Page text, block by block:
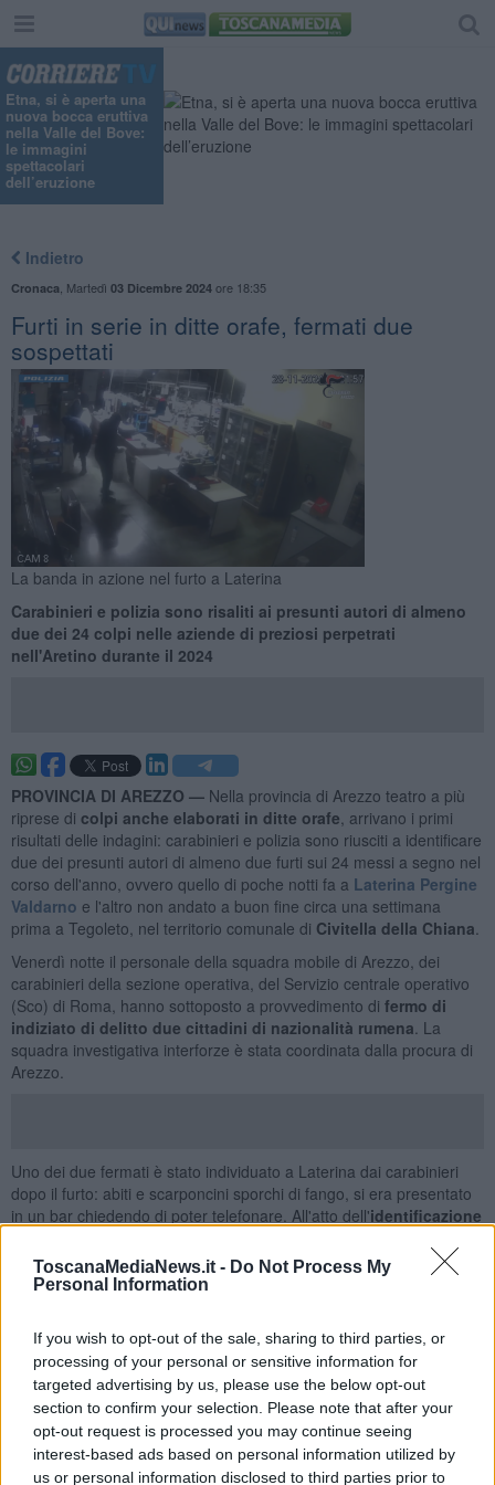
ToscanaMediaNews.it - Do Not Process My
Personal Information
If you wish to opt-out of the sale, sharing to third parties, or
processing of your personal or sensitive information for
targeted advertising by us, please use the below opt-out
section to confirm your selection. Please note that after your
opt-out request is processed you may continue seeing
interest-based ads based on personal information utilized by
us or personal information disclosed to third parties prior to
Etna, si è aperta una
nuova bocca eruttiva
nella Valle del Bove:
le immagini
spettacolari
dell’eruzione
Indietro
Cronaca Martedì 03 Dicembre 2024ore 18:35
Furti in serie in ditte orafe, fermati due
sospettati
La banda in azione nel furto a Laterina
Carabinieri e polizia sono risaliti ai presunti autori di almeno
due dei 24 colpi nelle aziende di preziosi perpetrati
nell'Aretino durante il 2024
PROVINCIA DI AREZZO — Nella provincia di Arezzo teatro a più
riprese di colpi anche elaborati in ditte orafe , arrivano i primi
risultati delle indagini: carabinieri e polizia sono riusciti a identificare
due dei presunti autori di almeno due furti sui 24 messi a segno nel
corso dell'anno, ovvero quello di poche notti fa a Laterina Pergine
Valdarno e l'altro non andato a buon fine circa una settimana
prima a Tegoleto, nel territorio comunale di Civitella della Chiana
Venerdì notte il personale della squadra mobile di Arezzo, dei
carabinieri della sezione operativa, del Servizio centrale operativo
(Sco) di Roma, hanno sottoposto a provvedimento di fermo di
indiziato di delitto due cittadini di nazionalità rumena . La
squadra investigativa interforze è stata coordinata dalla procura di
Arezzo.
Uno dei due fermati è stato individuato a Laterina dai carabinieri
dopo il furto: abiti e scarponcini sporchi di fango, si era presentato
in un bar chiedendo di poter telefonare. All'atto dell'identificazione
presenza lì in quella condizione.
Non solo, perché proprio in quelle circostanze i carabinieri della
persona a bordo che procedeva in maniera irregolare nei pressi di
unastrada sterratapresumibilmente utilizzata nella notte dai ladri
per darsi alla fuga nelle campagne dopo il furto. Anche il secondo
soggetto di nazionalità romena affermava di non parlare
correttamente l’italiano e di non essere della zona, ma non sapeva
fornire agli investigatori ragioni plausibili circa la suapresenza nei
paraggi della ditta razziata